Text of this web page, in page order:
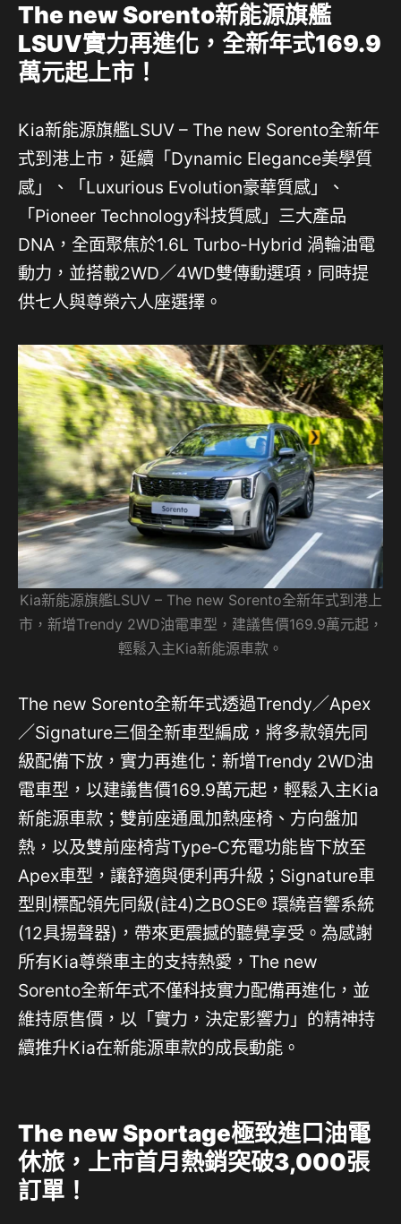
The new Sorento新能源旗艦
LSUV實力再進化，全新年式169.9
萬元起上市！
Kia新能源旗艦LSUV – The new Sorento全新年
式到港上市，延續「Dynamic Elegance美學質
感」、「Luxurious Evolution豪華質感」、
「Pioneer Technology科技質感」三大產品
DNA，全面聚焦於1.6L Turbo-Hybrid 渦輪油電
動力，並搭載2WD／4WD雙傳動選項，同時提
供七人與尊榮六人座選擇。
Kia新能源旗艦LSUV – The new Sorento全新年式到港上
市，新增Trendy 2WD油電車型，建議售價169.9萬元起，
輕鬆入主Kia新能源車款。
The new Sorento全新年式透過Trendy／Apex
／Signature三個全新車型編成，將多款領先同
級配備下放，實力再進化：新增Trendy 2WD油
電車型，以建議售價169.9萬元起，輕鬆入主Kia
新能源車款；雙前座通風加熱座椅、方向盤加
熱，以及雙前座椅背Type‑C充電功能皆下放至
Apex車型，讓舒適與便利再升級；Signature車
型則標配領先同級(註4)之BOSE® 環繞音響系統
(12具揚聲器)，帶來更震撼的聽覺享受。為感謝
所有Kia尊榮車主的支持熱愛，The new
Sorento全新年式不僅科技實力配備再進化，並
維持原售價，以「實力，決定影響力」的精神持
續推升Kia在新能源車款的成長動能。
The new Sportage極致進口油電
休旅，上市首月熱銷突破3,000張
訂單！